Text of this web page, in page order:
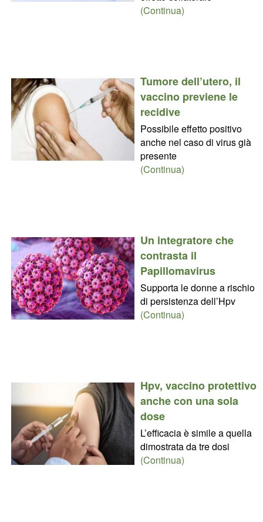
(Continua)
Tumore dell’utero, il
vaccino previene le
recidive
Possibile effetto positivo
anche nel caso di virus già
presente
(Continua)
Un integratore che
contrasta il
Papillomavirus
Supporta le donne a rischio
di persistenza dell’Hpv
(Continua)
Hpv, vaccino protettivo
anche con una sola
dose
L’efficacia è simile a quella
dimostrata da tre dosi
(Continua)